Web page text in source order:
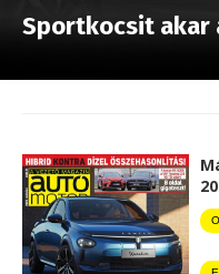
Sportkocsit akar